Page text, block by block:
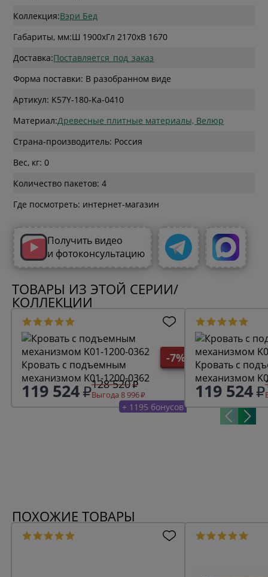
Коллекция:Вэри Бед
Габариты, мм:Ш 1900xГл 2170xВ 1670
Доставка:Поставляется_под_заказ
Форма поставки: В разобранном виде
Артикул: K57Y-180-Ka-0410
Материал:Древесные плитные материалы, Велюр
Страна-производитель: Россия
Вес, кг: 0
Количество пакетов: 4
Где посмотреть: интернет-магазин
Получить видео
и фотоконсультацию
ТОВАРЫ ИЗ ЭТОЙ СЕРИИ/
КОЛЛЕКЦИИ
-7%
Кровать с подъемным
механизмом K01-1200-0362
119 524 128 520
Выгода 8 996
+ 1195 бонусов
Кровать с
механизмом
119 524
ПОХОЖИЕ ТОВАРЫ